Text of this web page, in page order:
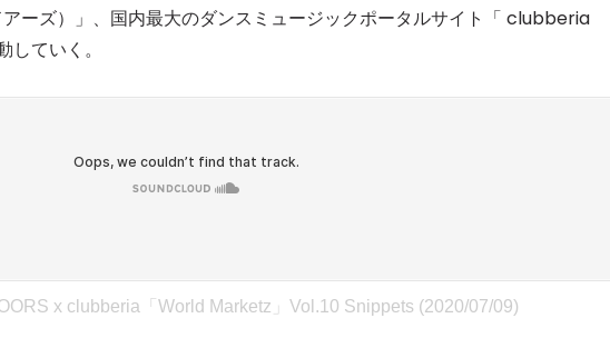
アーズ）」、国内最大のダンスミュージックポータルサイト「 clubberia
していく。
x clubberia「World Marketz」Vol.10 Snippets (2020/07/09)